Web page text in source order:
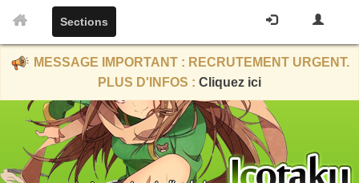
Sections
MESSAGE IMPORTANT : RECRUTEMENT URGENT.
PLUS D'INFOS : Cliquez ici